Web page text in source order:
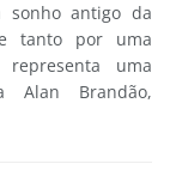
sonho antigo da
tanto por uma
uma
Alan Brandão,